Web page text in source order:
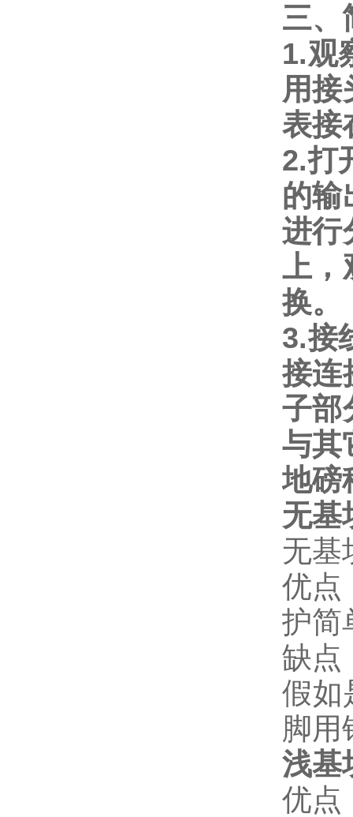
三、
1.观
用接
表接
2.打
的输
进行
上，
换。
3.接
接连
子部
与其
地磅
无基
无基
优点
护简
缺点
假如
脚用
浅基
优点